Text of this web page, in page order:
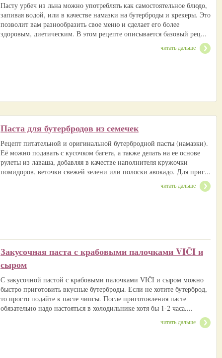
Пасту урбеч из льна можно употреблять как самостоятельное блюдо,
запивая водой, или в качестве намазки на бутерброды и крекеры. Это
позволит вам разнообразить свое меню и сделает его более
здоровым, диетическим. В этом рецепте описывается базовый рец...
читать дальше
Паста для бутербродов из семечек
Рецепт питательной и оригинальной бутербродной пасты (намазки).
Её можно подавать с кусочком багета, а также делать на ее основе
рулеты из лаваша, добавляя в качестве наполнителя кружочки
помидоров, веточки свежей зелени или полоски авокадо. Для приг...
читать дальше
Закусочная паста с крабовыми палочками VIČI и
сыром
С закусочной пастой с крабовыми палочками VIČI и сыром можно
быстро приготовить вкусные бутерброды. Если не хотите бутерброд,
то просто подайте к пасте чипсы. После приготовления пасте
обязательно надо настояться в холодильнике хотя бы 1-2 часа....
читать дальше